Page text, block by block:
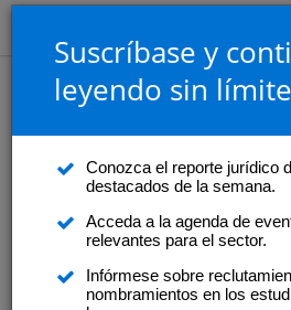
Suscríbase y
leyendo sin
Conozca el reporte jurídico
destacados de la semana.
Acceda a la agenda de
relevantes para el sector.
Infórmese sobre
nombramientos en los